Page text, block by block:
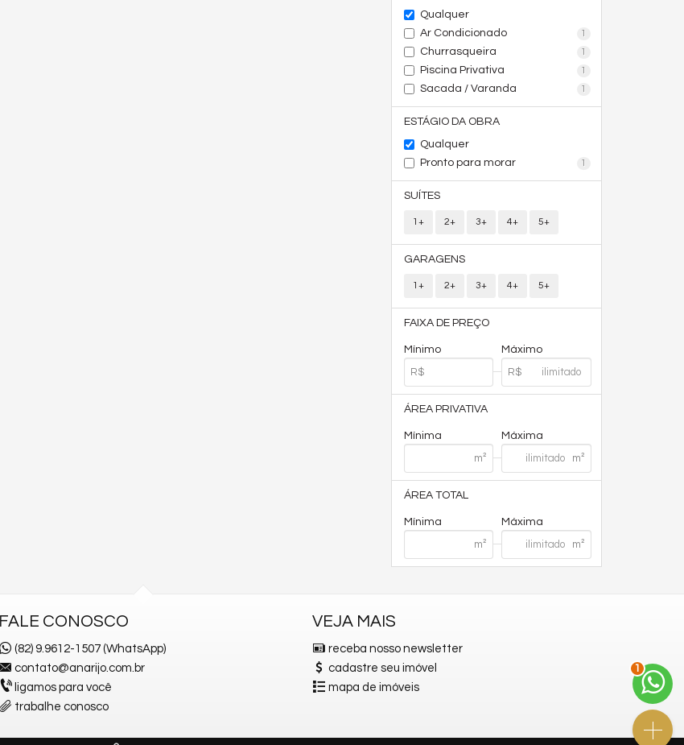
Qualquer
Ar Condicionado
1
Churrasqueira 1
Piscina Privativa 1
Sacada / Varanda 1
ESTÁGIO DA OBRA
Qualquer
Pronto para morar
1
SUÍTES
1+ 2+ 3+ 4+ 5+
GARAGENS
1+ 2+ 3+ 4+ 5+
FAIXA DE PREÇO
Mínimo Máximo
ÁREA PRIVATIVA
Mínima Máxima
ÁREA TOTAL
Mínima Máxima
FALE CONOSCO
(82) 9.9612-1507 (WhatsApp)
contato@anarijo.com.br
ligamos para você
trabalhe conosco
VEJA MAIS
receba nosso newsletter
cadastre seu imóvel
mapa de imóveis
2